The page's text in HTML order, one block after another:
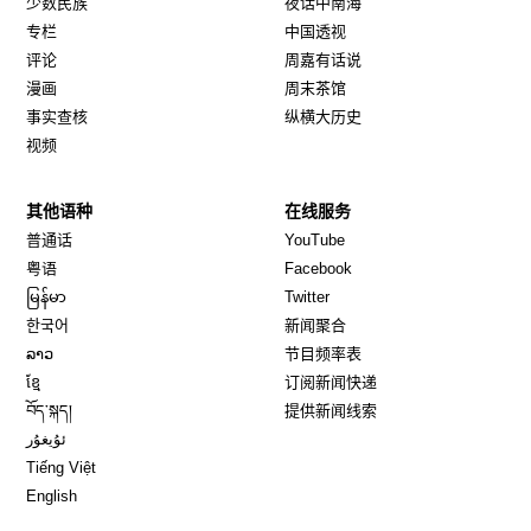
专栏
评论
漫画
事实查核
视频
中国透视
周嘉有话说
周末茶馆
纵横大历史
其他语种
普通话
粤语
မြန်မာ
한국어
ລາວ
ខ្មែ
བོད་སྐད།
ئۇيغۇر
Tiếng Việt
English
在线服务
YouTube
Facebook
TwitterOpens in new window
新闻聚合
节目频率表
订阅新闻快递
提供新闻线索